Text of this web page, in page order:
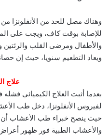
وهناك مصل للحد من الأنفلونزا
والأطفال ومرضى القلب والرئتين
ويعاد التطعيم سنويا، حيث إن
علاج
بعدما أثبت العلاج الكيميائي
لفيروس الأنفلونزا، دخل طب
حيث ينصح خبراء طب الأعشاب أن
والأعشاب الطبية فور ظهور